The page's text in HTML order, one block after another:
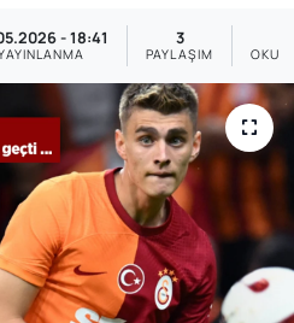
- 18:41 3
PAYLAŞIM